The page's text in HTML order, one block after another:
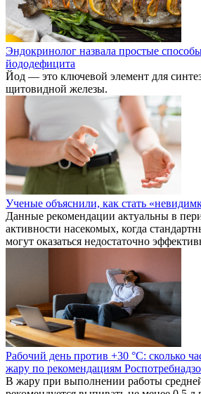
Эндокринолог назвала простые
йододефицита
Йод — это ключевой элемент для
щитовидной железы.
Ученые объяснили, как стать
Данные рекомендации актуальны в
активности насекомых, когда
могут оказаться недостаточно
Рабочий день против +30 °C: сколько
жару по рекомендациям
В жару при выполнении работы